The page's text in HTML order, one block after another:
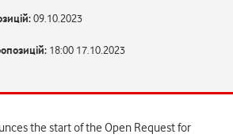
09.10.2023
18:00 17.10.2023
the start of the Open Request for